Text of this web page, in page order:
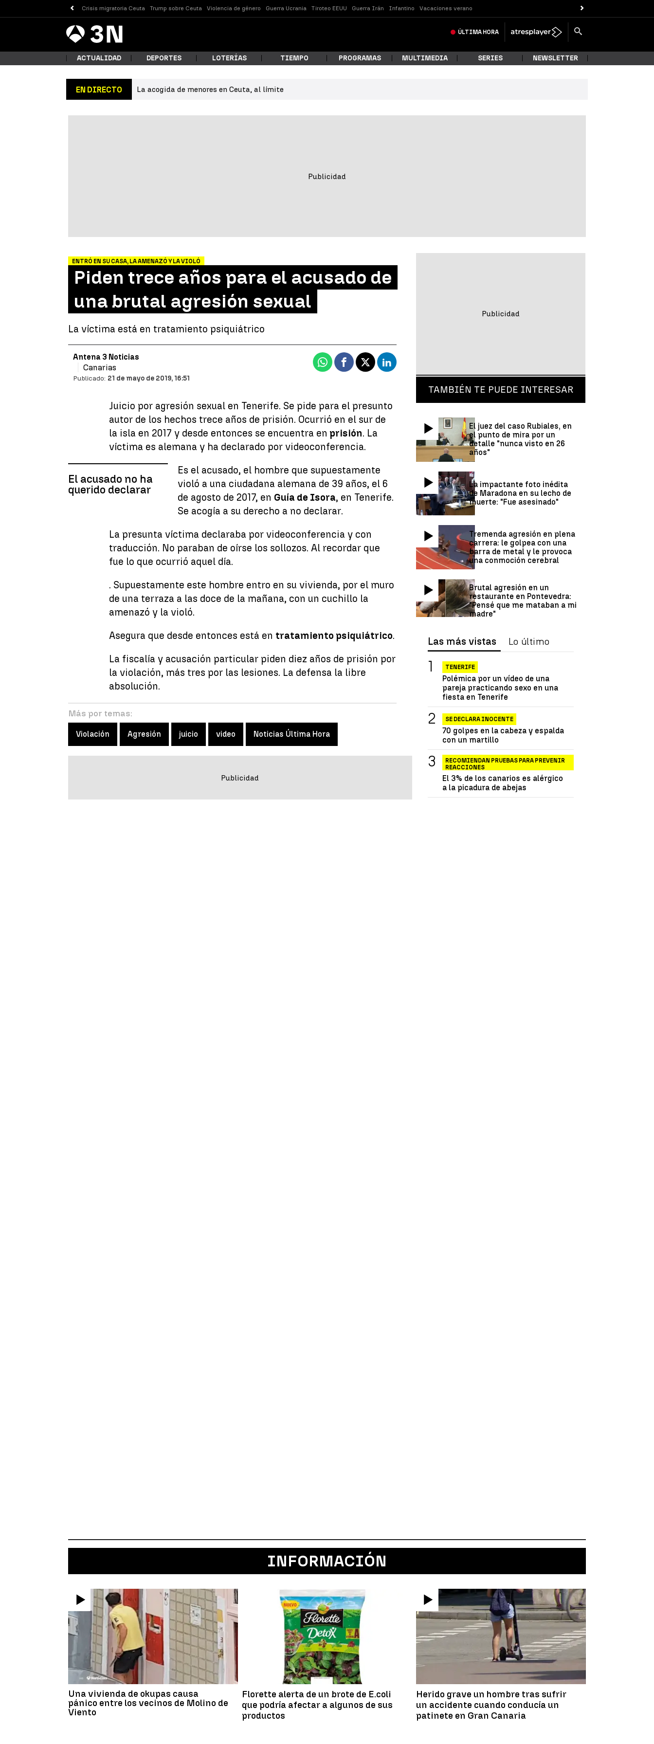
Crisis migratoria Ceuta Trump sobre Ceuta Violencia de género Guerra Ucrania Tiroteo EEUU Guerra Irán Infantino Vacaciones verano
Antena
3 Noticias ÚLTIMA HORA
¿Qué estás buscando?
ACTUALIDAD DEPORTES LOTERÍAS TIEMPO PROGRAMAS MULTIMEDIA SERIES NEWSLETTER
EN DIRECTO La acogida de menores en Ceuta, al límite
ENTRÓ EN SU CASA, LA AMENAZÓ Y LA VIOLÓ
Piden trece años para el acusado de
una brutal agresión sexual
La víctima está en tratamiento psiquiátrico
Antena 3 Noticias
Canarias
Publicado: 21 de mayo de 2019, 16:51
WhatsappFacebook
X Linkedin
Juicio por agresión sexual en Tenerife. Se pide para el presunto
autor de los hechos trece años de prisión. Ocurrió en el sur de
la isla en 2017 y desde entonces se encuentra en prisión. La
víctima es alemana y ha declarado por videoconferencia.
El acusado no ha
querido declarar
Es el acusado, el hombre que supuestamente
violó a una ciudadana alemana de 39 años, el 6
de agosto de 2017, en Guía de Isora, en Tenerife.
Se acogía a su derecho a no declarar.
La presunta víctima declaraba por videoconferencia y con
traducción. No paraban de oírse los sollozos. Al recordar que
fue lo que ocurrió aquel día.
. Supuestamente este hombre entro en su vivienda, por el muro
de una terraza a las doce de la mañana, con un cuchillo la
amenazó y la violó.
Asegura que desde entonces está en tratamiento psiquiátrico.
La fiscalía y acusación particular piden diez años de prisión por
la violación, más tres por las lesiones. La defensa la libre
absolución.
Más por temas:
Violación Agresión juicio video Noticias Última Hora
TAMBIÉN TE PUEDE INTERESAR
El juez del caso Rubiales, en
el punto de mira por un
detalle "nunca visto en 26
años"
La impactante foto inédita
de Maradona en su lecho de
muerte: "Fue asesinado"
Tremenda agresión en plena
carrera: le golpea con una
barra de metal y le provoca
una conmoción cerebral
Brutal agresión en un
restaurante en Pontevedra:
"Pensé que me mataban a mi
madre"
La Justicia de Navarra rebaja
la pena al violador de una
niña de 13 años porque
aparentaba "no ser menor
de 16 años"
Las más vistas Lo último
TENERIFE
Polémica por un vídeo de una
pareja practicando sexo en una
fiesta en Tenerife
SE DECLARA INOCENTE
70 golpes en la cabeza y espalda
con un martillo
RECOMIENDAN PRUEBAS PARA PREVENIR
REACCIONES
El 3% de los canarios es alérgico
a la picadura de abejas
INFORMACIÓN
Una vivienda de okupas causa
pánico entre los vecinos de Molino de
Viento
Florette alerta de un brote de E.coli
que podría afectar a algunos de sus
productos
Herido grave un hombre tras sufrir
un accidente cuando conducía un
patinete en Gran Canaria